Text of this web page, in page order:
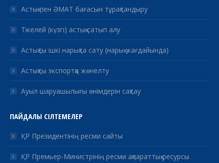
Астық пен ӘМАТ бағасын тұрақтандыру
Тікелей (күзгі) астық сатып алу
Астықты ішкі нарықта сату (нарық жағдайында)
Астықты экспортқа жөнелту
Ауыл шаруашылығы өнімдерін сақтау
ПАЙДАЛЫ СІЛТЕМЕЛЕР
ҚР Президентінің ресми сайты
ҚР Премьер-Министрінің ресми ақпараттық ресурсы